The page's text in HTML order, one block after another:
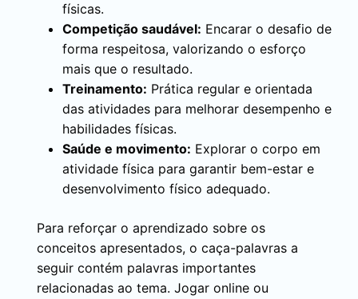
físicas.
Competição saudável: Encarar o desafio de
forma respeitosa, valorizando o esforço
mais que o resultado.
Treinamento: Prática regular e orientada
das atividades para melhorar desempenho e
habilidades físicas.
Saúde e movimento: Explorar o corpo em
atividade física para garantir bem-estar e
desenvolvimento físico adequado.
Para reforçar o aprendizado sobre os
conceitos apresentados, o caça-palavras a
seguir contém palavras importantes
relacionadas ao tema. Jogar online ou